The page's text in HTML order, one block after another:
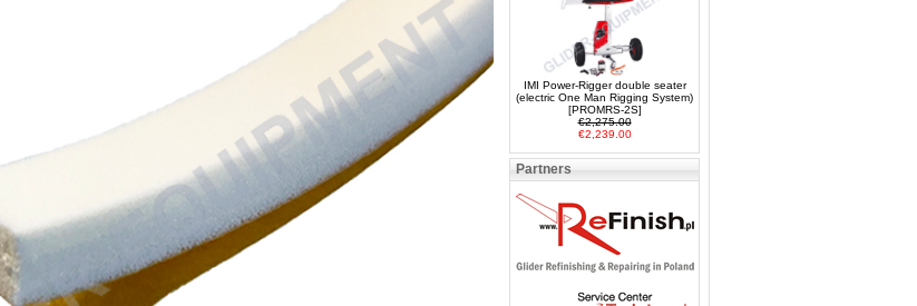
IMI Power-Rigger double seater
(electric One Man Rigging System)
[PROMRS-2S]
€2,275.00
€2,239.00
Partners